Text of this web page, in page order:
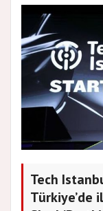
Tech
Türkiye’de